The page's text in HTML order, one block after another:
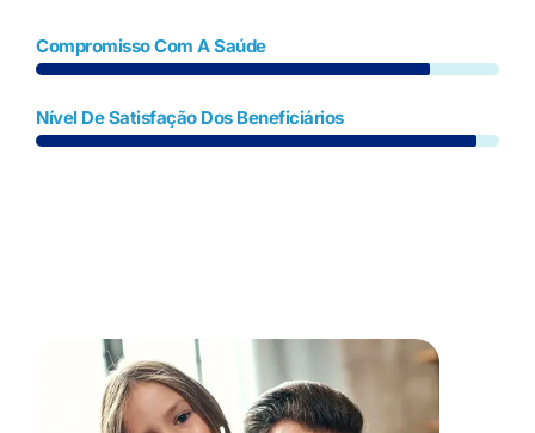
Compromisso Com A Saúde
Nível De Satisfação Dos Beneficiários